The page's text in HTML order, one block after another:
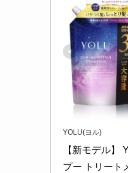
YOLU(ヨル)
【新モデル】
プー トリート